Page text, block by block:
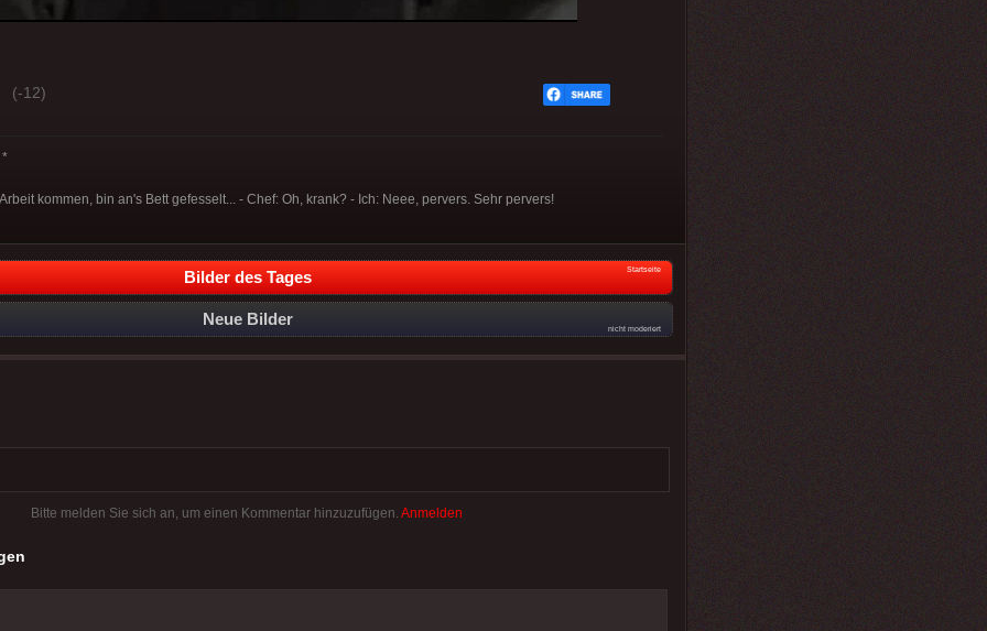
(-12)
kommen, bin an's Bett gefesselt... - Chef: Oh, krank? - Ich: Neee, pervers. Sehr pervers!
Bilder des Tages Startseite
Neue Bilder
nicht moderiert
Bitte melden Sie sich an, um einen Kommentar hinzuzufügen. Anmelden